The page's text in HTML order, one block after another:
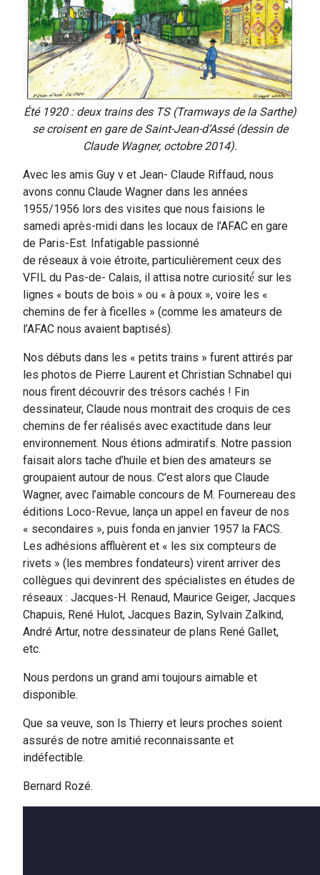
Été 1920 : deux trains des TS (Tramways de la Sarthe)
se croisent en gare de Saint-Jean-d’Assé (dessin de
Claude Wagner, octobre 2014).
Avec les amis Guy v et Jean- Claude Riffaud, nous
avons connu Claude Wagner dans les années
1955/1956 lors des visites que nous faisions le
samedi après-midi dans les locaux de l’AFAC en gare
de Paris-Est. Infatigable passionné
de réseaux à voie étroite, particulièrement ceux des
VFIL du Pas-de- Calais, il attisa notre curiosité́ sur les
lignes « bouts de bois » ou « à poux », voire les «
chemins de fer à ficelles » (comme les amateurs de
l’AFAC nous avaient baptisés).
Nos débuts dans les « petits trains » furent attirés par
les photos de Pierre Laurent et Christian Schnabel qui
nous firent découvrir des trésors cachés ! Fin
dessinateur, Claude nous montrait des croquis de ces
chemins de fer réalisés avec exactitude dans leur
environnement. Nous étions admiratifs. Notre passion
faisait alors tache d’huile et bien des amateurs se
groupaient autour de nous. C’est alors que Claude
Wagner, avec l’aimable concours de M. Fournereau des
éditions Loco-Revue, lança un appel en faveur de nos
« secondaires », puis fonda en janvier 1957 la FACS.
Les adhésions affluèrent et « les six compteurs de
rivets » (les membres fondateurs) virent arriver des
collègues qui devinrent des spécialistes en études de
réseaux : Jacques-H. Renaud, Maurice Geiger, Jacques
Chapuis, René Hulot, Jacques Bazin, Sylvain Zalkind,
André Artur, notre dessinateur de plans René Gallet,
etc.
Nous perdons un grand ami toujours aimable et
disponible.
Que sa veuve, son ls Thierry et leurs proches soient
assurés de notre amitié reconnaissante et
indéfectible.
Bernard Rozé.